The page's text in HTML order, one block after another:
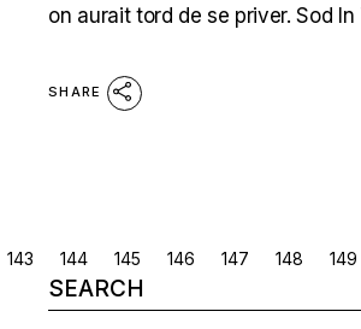
on aurait tord de se priver. Sod In
SHARE
POSTS
NAVIGATION
143 144 145 146 147 148 149
Search
for: